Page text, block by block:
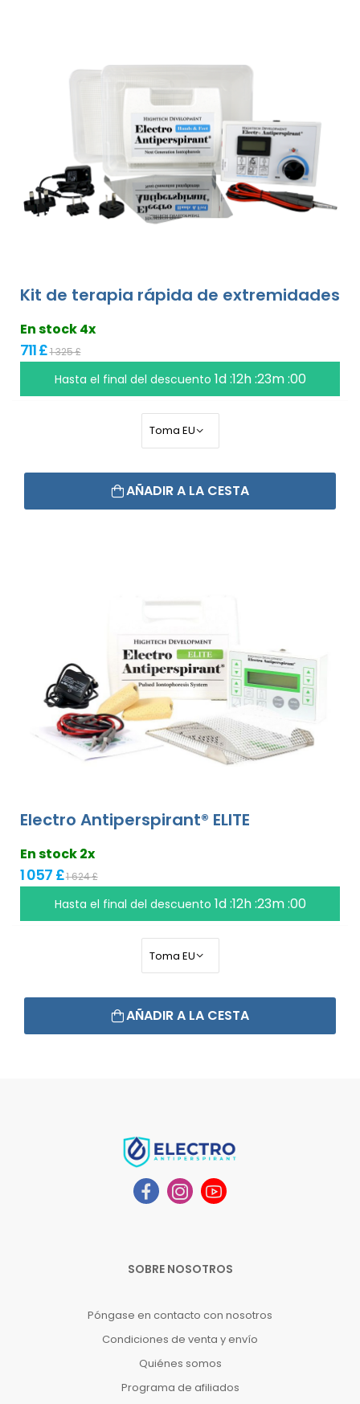
Kit de terapia rápida de extremidades
En stock 4x
711 £1 325 £
Hasta el final del descuento 1d :12h :22m :59
AÑADIR A LA CESTA
Electro Antiperspirant® ELITE
En stock 2x
1 057 £1 624 £
Hasta el final del descuento 1d :12h :22m :59
AÑADIR A LA CESTA
SOBRE NOSOTROS
Póngase en contacto con nosotros
Condiciones de venta y envío
Quiénes somos
Programa de afiliados